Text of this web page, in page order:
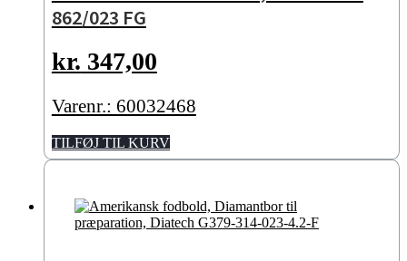
862/023 FG
kr. 347,00
Varenr.: 60032468
TILFØJ TIL KURV